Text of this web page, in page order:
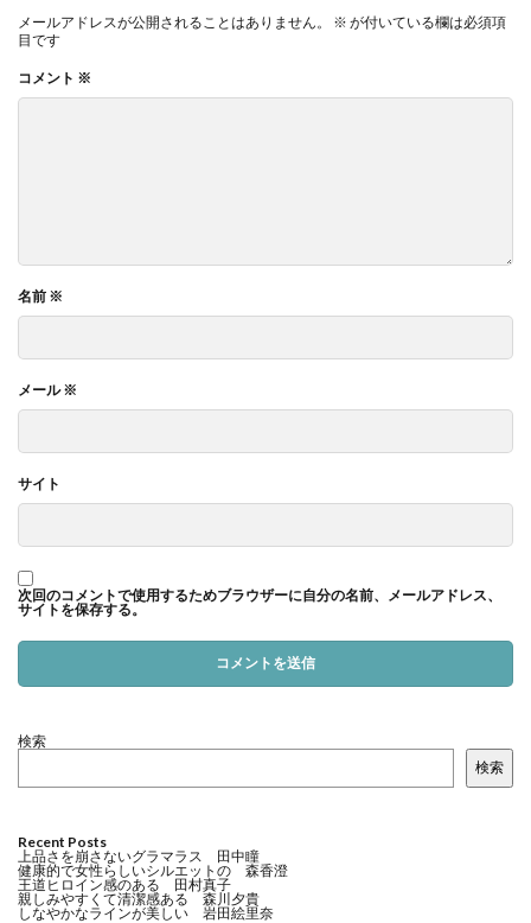
メールアドレスが公開されることはありません。 ※ が付いている欄は必須項
目です
コメント ※
名前 ※
メール※
サイト
次回のコメントで使用するためブラウザーに自分の名前、メールアドレス、
サイトを保存する。
検索
検索
Recent Posts
上品さを崩さないグラマラス 田中瞳
健康的で女性らしいシルエットの 森香澄
王道ヒロイン感のある 田村真子
親しみやすくて清潔感ある 森川夕貴
しなやかなラインが美しい 岩田絵里奈